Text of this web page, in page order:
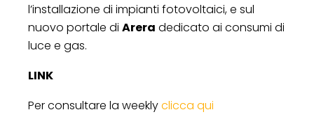
l’installazione di impianti fotovoltaici, e sul
nuovo portale di Arera dedicato ai consumi di
luce e gas.
LINK
Per consultare la weeklyclicca qui